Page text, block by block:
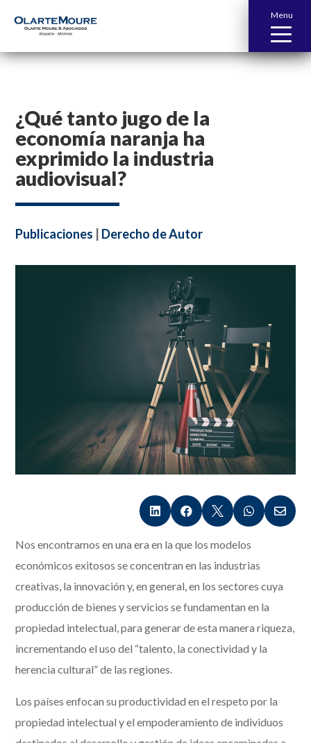
Menu
¿Qué tanto jugo de la
economía naranja ha
exprimido la industria
audiovisual?
Publicaciones Derecho de Autor
    
Nos encontramos en una era en la que los modelos
económicos exitosos se concentran en las industrias
creativas, la innovación y, en general, en los sectores cuya
producción de bienes y servicios se fundamentan en la
propiedad intelectual, para generar de esta manera riqueza,
incrementando el uso del “talento, la conectividad y la
herencia cultural” de las regiones.
Los países enfocan su productividad en el respeto por la
propiedad intelectual y el empoderamiento de individuos